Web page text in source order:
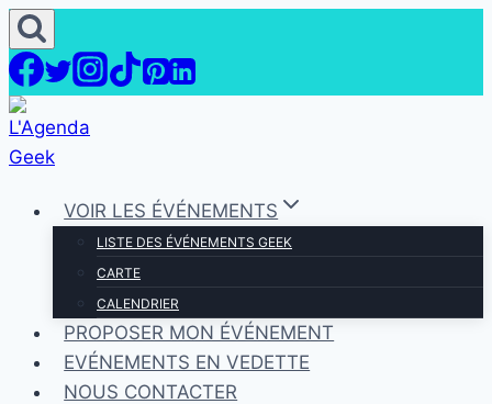
Aller
au
contenu
VOIR LES ÉVÉNEMENTS
LISTE DES ÉVÉNEMENTS GEEK
CARTE
CALENDRIER
PROPOSER MON ÉVÉNEMENT
EVÉNEMENTS EN VEDETTE
NOUS CONTACTER